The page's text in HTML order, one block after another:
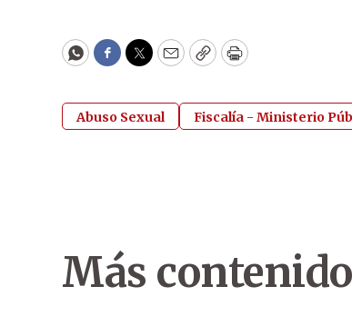
WhatsApp
Facebook
Twitter
EmailCopyPrint
Abuso Sexual Fiscalía - Ministerio
Más